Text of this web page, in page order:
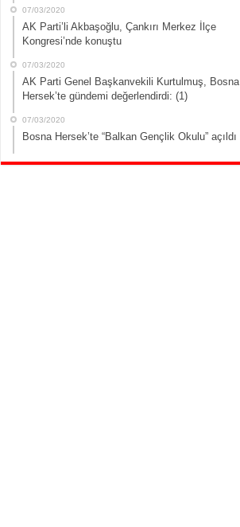
07/03/2020
AK Parti’li Akbaşoğlu, Çankırı Merkez İlçe
Kongresi’nde konuştu
07/03/2020
AK Parti Genel Başkanvekili Kurtulmuş, Bosna
Hersek’te gündemi değerlendirdi: (1)
07/03/2020
Bosna Hersek’te “Balkan Gençlik Okulu” açıldı